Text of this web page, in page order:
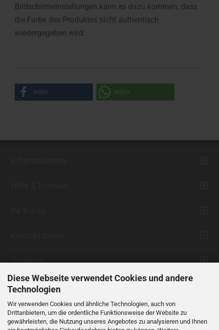
Diese Webseite verwendet Cookies und andere
Technologien
Wir verwenden Cookies und ähnliche Technologien, auch von
Drittanbietern, um die ordentliche Funktionsweise der Website zu
gewährleisten, die Nutzung unseres Angebotes zu analysieren und Ihnen
Bildschirmeinstellungen kann es dazu kommen, dass
die Farbe des Produktes nicht authentisch
wiedergegeben wird.
teilen teilen
Zahlung